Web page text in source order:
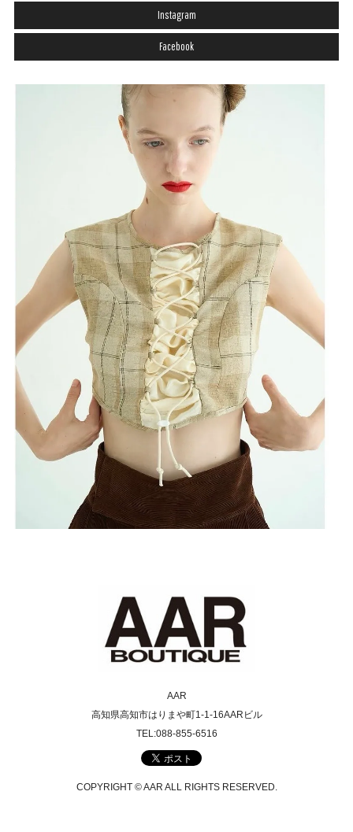
Instagram
Facebook
AAR
高知県高知市はりまや町1-1-16AARビル
TEL:088-855-6516
COPYRIGHT © AAR ALL RIGHTS RESERVED.